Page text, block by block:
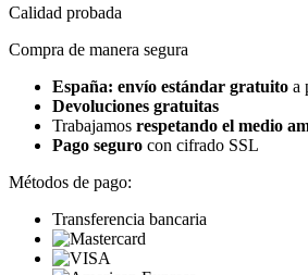
Calidad probada
Compra de manera segura
España: envío estándar gratuito a
Devoluciones gratuitas
Trabajamos respetando el medio
Pago seguro con cifrado SSL
Métodos de pago:
Transferencia bancaria